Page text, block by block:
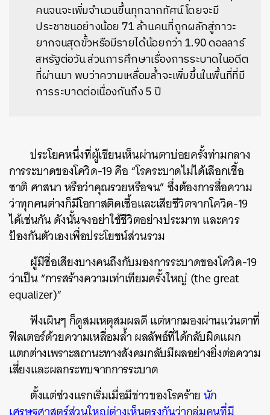
คนจนจะเพิ่มจำนวนขึ้นทุกฉากทัศน์ โดยจะมี
ประชาชนอย่างน้อย 71 ล้านคนที่ถูกผลักสู่ภาวะ
ยากจนสุดขั้วหรือมีรายได้น้อยกว่า 1.90 ดอลลาร์
สหรัฐต่อวัน ส่วนการศึกษาเรื่องการระบาดในอดีต
ที่ผ่านมา พบว่าความเหลื่อมล้ำจะเพิ่มขึ้นในพื้นที่ที่มี
การระบาดต่อเนื่องกันถึง 5 ปี
ประโยคหนึ่งที่ผู้เขียนเห็นผ่านตาบ่อยครั้งท่ามกลาง
การระบาดของโควิด-19 คือ “โรคระบาดไม่ได้เลือกเชื้อ
ชาติ ศาสนา หรือว่าคุณรวยหรือจน” ซึ่งต้องการสื่อความ
ว่าทุกคนต่างก็มีโอกาสติดเชื้อและเสียชีวิตจากโควิด-19
ได้เช่นกัน ดังนั้นจงอย่าใช้ชีวิตอย่างประมาท และควร
ป้องกันตัวเองเพื่อประโยชน์ส่วนรวม
ผู้มีชื่อเสียงบางคนถึงกับมองการระบาดของโควิด-19
ว่าเป็น “การสร้างความเท่าเทียมครั้งใหญ่ (the great
equalizer)”
ฟังเผินๆ ก็ดูสมเหตุสมผลดี แต่หากมองผ่านแว่นตาที่
ฟิลเตอร์ด้วยความเหลื่อมล้ำ ผลลัพธ์ที่ได้กลับผิดแผก
แตกต่างเพราะสถานะทางสังคมกลับมีผลอย่างยิ่งต่อความ
เสี่ยงและผลกระทบจากการระบาด
ตั้งแต่ช่วงแรกเริ่มเมื่อมีข่าวของโรคร้ายนัก